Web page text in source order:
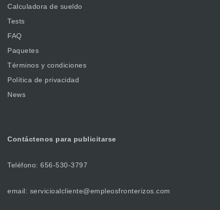
Calculadora de sueldo
Tests
FAQ
Paquetes
Términos y condiciones
Política de privacidad
News
Contáctenos para publicitarse
Teléfono: 656-530-3797
email: servicioalcliente@empleosfronterizos.com